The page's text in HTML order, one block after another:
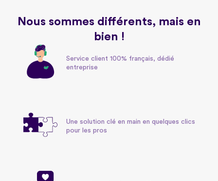
Nous sommes différents, mais en
bien !
Service client 100% français, dédié
entreprise
Une solution clé en main en quelques clics
pour les pros